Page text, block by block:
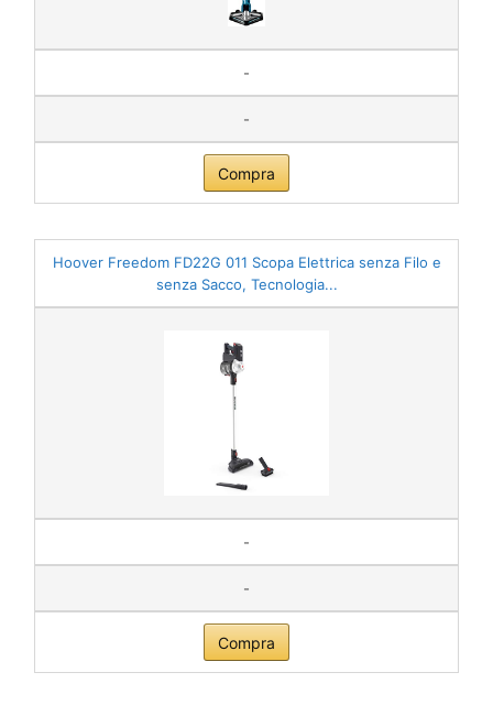
-
-
Compra
Hoover Freedom FD22G 011 Scopa Elettrica senza Filo e
senza Sacco, Tecnologia...
-
-
Compra